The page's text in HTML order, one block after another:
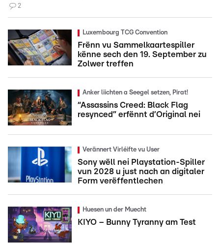
2
Luxembourg TCG Convention
Frënn vu Sammelkaartespiller
kënne sech den 19. September zu
Zolwer treffen
Anker liichten a Seegel setzen, Pirat!
“Assassins Creed: Black Flag
resynced” erfënnt d’Original nei
Verännert Virléifte vu User
Sony wëll nei Playstation-Spiller
vun 2028 u just nach an digitaler
Form verëffentlechen
Huesen un der Muecht
KIYO – Bunny Tyranny am Test